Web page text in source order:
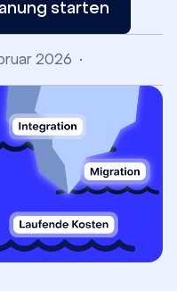
starten
2026 •